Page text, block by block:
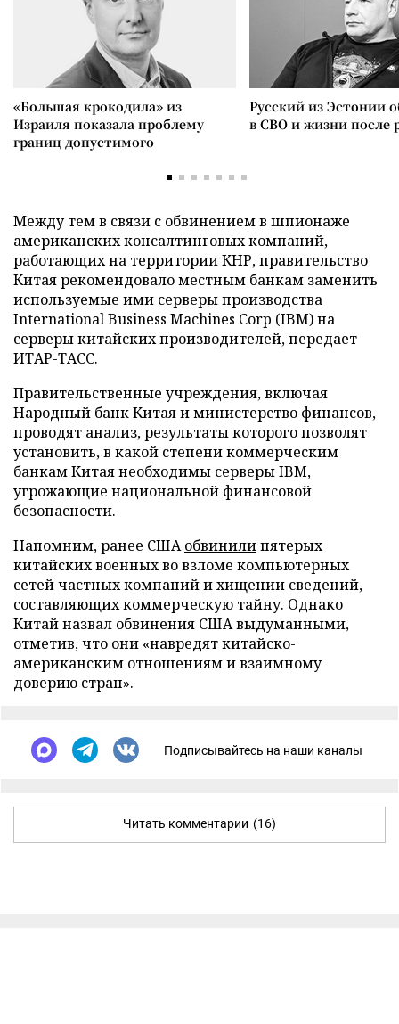
«Большая крокодила» из
Израиля показала проблему
границ допустимого
Русский из Эстонии
в СВО и жизни после
Между тем в связи с обвинением в шпионаже
американских консалтинговых компаний,
работающих на территории КНР, правительство
Китая рекомендовало местным банкам заменить
используемые ими серверы производства
International Business Machines Corp (IBM) на
серверы китайских производителей, передает
ИТАР-ТАСС.
Правительственные учреждения, включая
Народный банк Китая и министерство финансов,
проводят анализ, результаты которого позволят
установить, в какой степени коммерческим
банкам Китая необходимы серверы IBM,
угрожающие национальной финансовой
безопасности.
Напомним, ранее СШАобвинилипятерых
китайских военных во взломе компьютерных
сетей частных компаний и хищении сведений,
составляющих коммерческую тайну. Однако
Китай назвал обвинения США выдуманными,
отметив, что они «навредят китайско-
американским отношениям и взаимному
доверию стран».
Подписывайтесь на наши каналы
Читать комментарии (16)